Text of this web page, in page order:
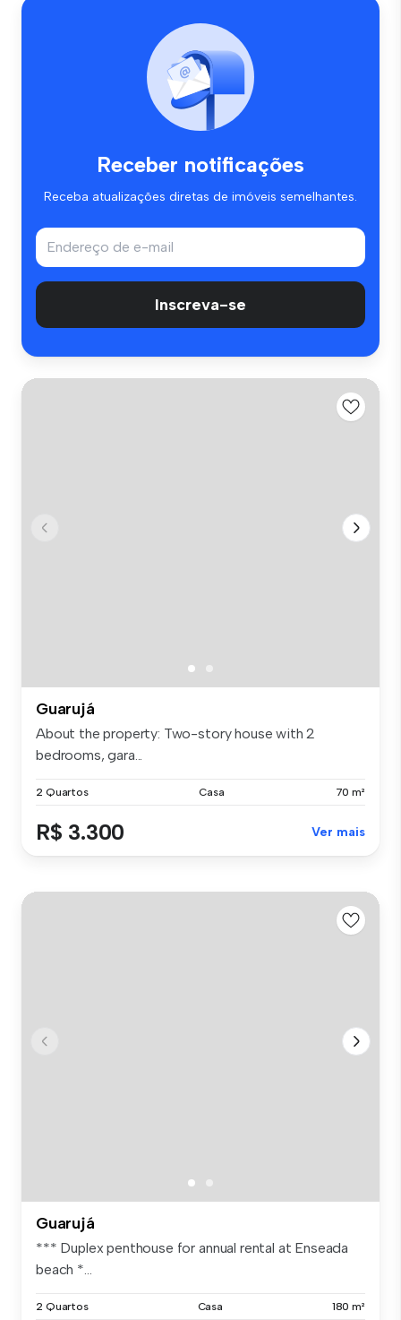
Receber notificações
Receba atualizações diretas de imóveis semelhantes.
Inscreva-se
Guarujá
About the property: Two-story house with 2
bedrooms, gara...
2 Quartos Casa 70 m²
R$ 3.300 Ver mais
Guarujá
*** Duplex penthouse for annual rental at Enseada
beach *...
2 Quartos Casa 180 m²